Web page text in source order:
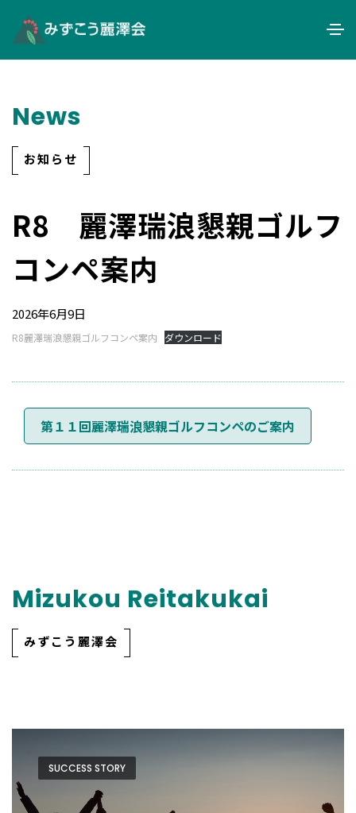
News
お知らせ
R8 麗澤瑞浪懇親ゴルフ
コンペ案内
2026年6月9日
R8麗澤瑞浪懇親ゴルフコンペ案内 ダウンロード
お
ビ
ゲ
ー
ョ
ン
第１１回麗澤瑞浪懇親ゴルフコンペのご案内
Mizukou Reitakukai
みずこう麗澤会
SUCCESS STORY